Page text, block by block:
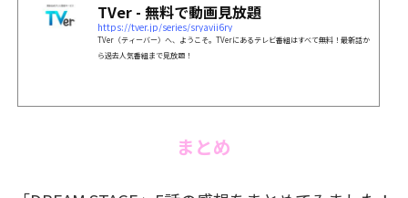
TVer - 無料で動画見放題
https://tver.jp/series/sryavii6ry
TVer（ティーバー）へ、ようこそ。TVerにあるテレビ番組はすべて無料！最新話か
ら過去人気番組まで見放題！
まとめ